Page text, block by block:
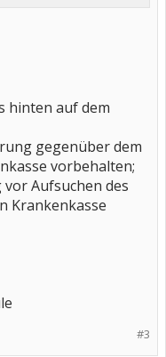
hinten auf dem
gegenüber dem
vorbehalten;
Aufsuchen des
Krankenkasse
#3